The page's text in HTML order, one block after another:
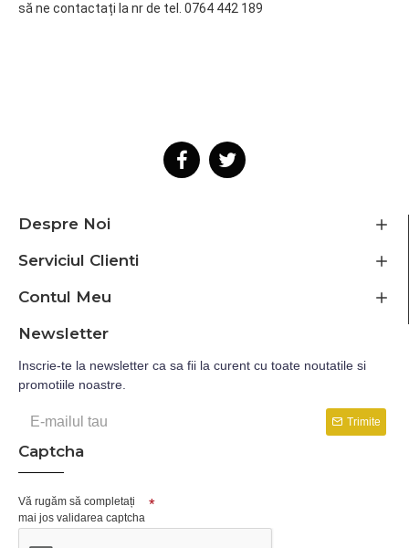
să ne contactați la nr de tel. 0764 442 189
Despre Noi
Serviciul Clienti
Contul Meu
Newsletter
Inscrie-te la newsletter ca sa fii la curent cu toate noutatile si
promotiile noastre.
Trimite
Captcha
Vă rugăm să completați
mai jos validarea captcha